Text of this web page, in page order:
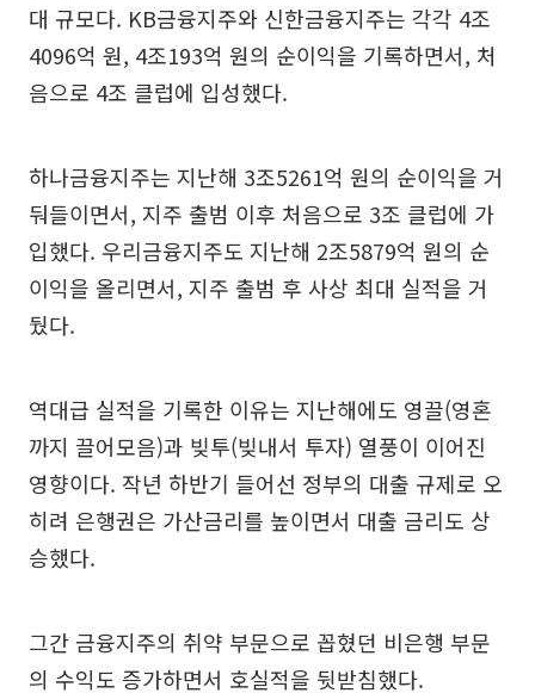
대 규모다. KB금융지주와 신한금융지주는 각각 4조
4096억 원, 4조193억 원의 순이익을 기록하면서, 처
음으로 4조 클럽에 입성했다.
하나금융지주는 지난해 3조5261억 원의 순이익을 거
둬들이면서, 지주 출범 이후 처음으로 3조 클럽에 가
입했다. 우리금융지주도 지난해 2조5879억 원의 순
이익을 올리면서, 지주 출범 후 사상 최대 실적을 거
뒀다.
역대급 실적을 기록한 이유는 지난해에도 영끌(영혼
까지 끌어모음)과 빚투(빚내서 투자) 열풍이 이어진
영향이다. 작년 하반기 들어선 정부의 대출 규제로 오
히려 은행권은 가산금리를 높이면서 대출 금리도 상
승했다.
그간 금융지주의 취약 부문으로 꼽혔던 비은행 부문
의 수익도 증가하면서 호실적을 뒷받침했다.